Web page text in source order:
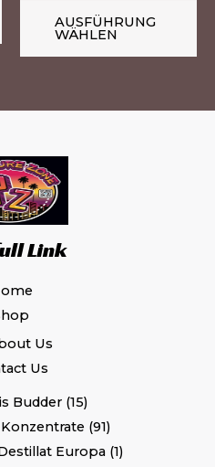
gewählt
werden
AUSFÜHRUNG
WÄHLEN
Link
Us
Us
Budder 15
91
Europa 1